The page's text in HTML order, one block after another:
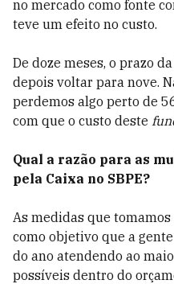
no mercado como fonte
teve um efeito no custo.
De doze meses, o prazo
depois voltar para nove.
perdemos algo perto de
com que o custo deste
Qual a razão para as
pela Caixa no SBPE?
As medidas que
como objetivo que a
do ano atendendo ao
possíveis dentro do